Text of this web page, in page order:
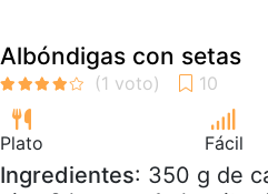
Albóndigas con setas
Plato Fácil
Ingredientes: 350 g de